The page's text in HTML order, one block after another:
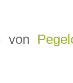
von